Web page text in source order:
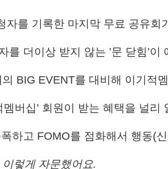
자를 기록한 마지막 무료 공유회
를 더이상 받지 않는 ’문 닫힘’이
BIG EVENT를 대비해 이기적
멤버십’ 회원이 받는 혜택을 널리
하고 FOMO를 점화해서 행동(
렇게 자문했어요.